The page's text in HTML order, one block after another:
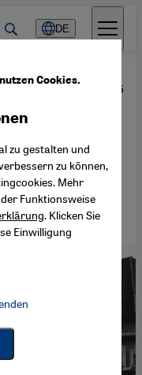
DE
in
·08.10.2015
Cookies.
zu gestalten und
zu können,
Mehr
Funktionsweise
. Klicken Sie
Einwilligung
Google Maps Embed,